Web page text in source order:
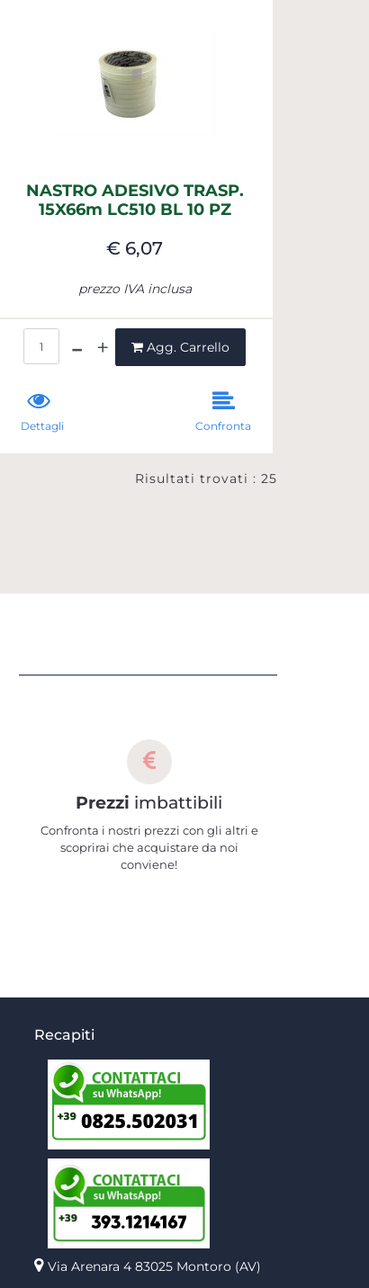
NASTRO ADESIVO TRASP.
15X66m LC510 BL 10 PZ
€ 6,07
prezzo IVA inclusa
Agg. Carrello
Dettagli Confronta
Risultati trovati : 25
Prezzi imbattibili
Confronta i nostri prezzi con gli altri e
scoprirai che acquistare da noi
conviene!
Recapiti
Via Arenara 4 83025 Montoro (AV)